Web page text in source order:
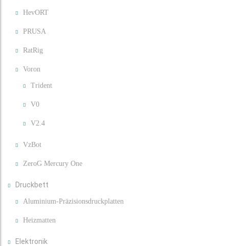
HevORT
PRUSA
RatRig
Voron
Trident
V0
V2.4
VzBot
ZeroG Mercury One
Druckbett
Aluminium-Präzisionsdruckplatten
Heizmatten
Elektronik